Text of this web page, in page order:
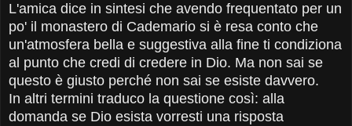
L'amica dice in sintesi che avendo frequentato per un
po' il monastero di Cademario si è resa conto che
un'atmosfera bella e suggestiva alla fine ti condiziona
al punto che credi di credere in Dio. Ma non sai se
questo è giusto perché non sai se esiste davvero.
In altri termini traduco la questione così: alla
domanda se Dio esista vorresti una risposta